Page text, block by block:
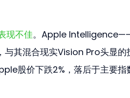
现不佳。Apple
其混合现实Vision Pro头显的
股价下跌2%，落后于主要指